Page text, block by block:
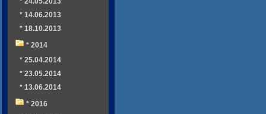
* 14.06.2013
* 18.10.2013
* 2014
* 25.04.2014
* 23.05.2014
* 13.06.2014
* 2016